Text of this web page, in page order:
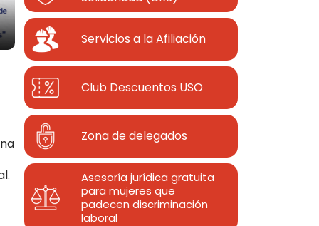
Servicios a la Afiliación
Club Descuentos USO
Zona de delegados
Asesoría jurídica gratuita
para mujeres que
padecen discriminación
laboral